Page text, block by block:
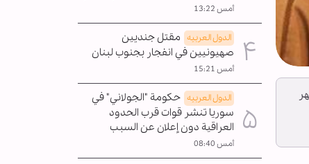
أمس 13:22
الدول العربیه مقتل جنديين
صهيونيين في انفجار بجنوب لبنان
أمس 15:21
الدول العربیه حكومة "الجولاني" في
سوريا تنشر قوات قرب الحدود
العراقية دون إعلان عن السبب
أمس 08:40